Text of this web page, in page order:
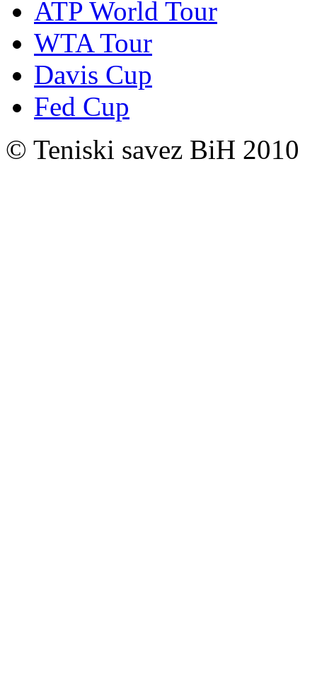
ATP World Tour
WTA Tour
Davis Cup
Fed Cup
© Teniski savez BiH 2010